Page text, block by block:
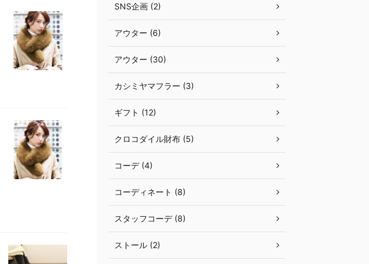
SNS企画 (2)
アウター (6)
アウター (30)
カシミヤマフラー (3)
ギフト (12)
クロコダイル財布 (5)
コーデ (4)
コーディネート (8)
スタッフコーデ (8)
ストール (2)